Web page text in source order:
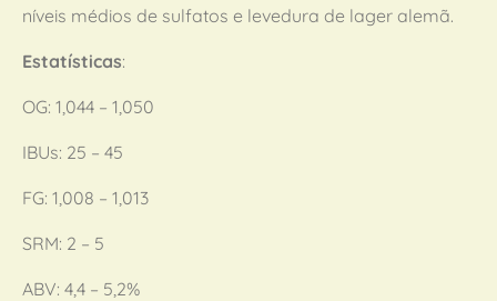
níveis médios de sulfatos e levedura de lager alemã.
Estatísticas:
OG: 1,044 – 1,050
IBUs: 25 – 45
FG: 1,008 – 1,013
SRM: 2 – 5
ABV: 4,4 – 5,2%